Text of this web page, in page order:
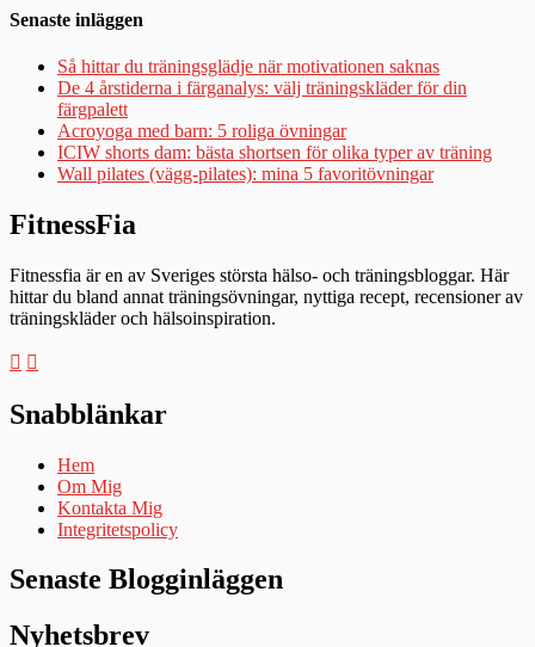
Senaste inläggen
Så hittar du träningsglädje när motivationen saknas
De 4 årstiderna i färganalys: välj träningskläder för din
färgpalett
Acroyoga med barn: 5 roliga övningar
ICIW shorts dam: bästa shortsen för olika typer av träning
Wall pilates (vägg-pilates): mina 5 favoritövningar
FitnessFia
Fitnessfia är en av Sveriges största hälso- och träningsbloggar. Här
hittar du bland annat träningsövningar, nyttiga recept, recensioner av
träningskläder och hälsoinspiration.
Snabblänkar
Hem
Om Mig
Kontakta Mig
Integritetspolicy
Senaste Blogginläggen
Nyhetsbrev